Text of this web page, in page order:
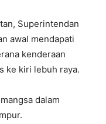
Superintendan
awal mendapati
kenderaan
ke kiri lebuh raya.
dalam